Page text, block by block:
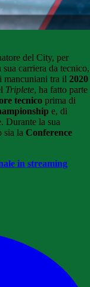
del City, per
sua carriera da tecnico,
mancuniani tra il 2020
Triplete, ha fatto parte
tecnico prima di
e, di
Durante la sua
sia la Conference
in streaming